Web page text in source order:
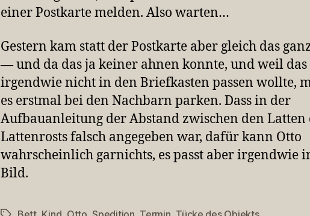
einer Postkarte melden. Also warten…
Gestern kam statt der Postkarte aber gleich das
— und da das ja keiner ahnen konnte, und weil das
irgendwie nicht in den Briefkasten passen wollte,
es erstmal bei den Nachbarn parken. Dass in der
Aufbauanleitung der Abstand zwischen den Latten
Lattenrosts falsch angegeben war, dafür kann Otto
wahrscheinlich garnichts, es passt aber irgendwie
Bild.